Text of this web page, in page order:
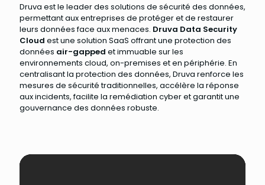
Druva est le leader des solutions de sécurité des données,
permettant aux entreprises de protéger et de restaurer
leurs données face aux menaces. Druva Data Security
Cloud est une solution SaaS offrant une protection des
données air-gapped et immuable sur les
environnements cloud, on-premises et en périphérie. En
centralisant la protection des données, Druva renforce les
mesures de sécurité traditionnelles, accélère la réponse
aux incidents, facilite la remédiation cyber et garantit une
gouvernance des données robuste.